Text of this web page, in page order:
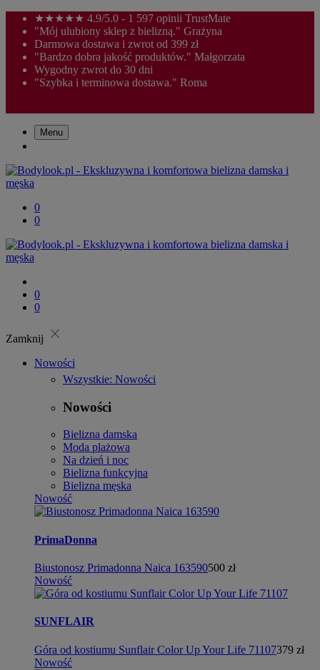
★★★★★ 4.9/5.0 - 1 597 opinii TrustMate
"Mój ulubiony sklep z bielizną." Grażyna
Darmowa dostawa i zwrot od 399 zł
"Bardzo dobra jakość produktów." Małgorzata
Wygodny zwrot do 30 dni
"Szybka i terminowa dostawa." Roma
Menu
0
0
0
0
Zamknij close
Nowości
Wszystkie: Nowości
Nowości
Bielizna damska
Moda plażowa
Na dzień i noc
Bielizna funkcyjna
Bielizna męska
Nowość
PrimaDonna
Biustonosz Primadonna Naica 163590500 zł
Nowość
SUNFLAIR
Góra od kostiumu Sunflair Color Up Your Life 71107379 zł
Nowość